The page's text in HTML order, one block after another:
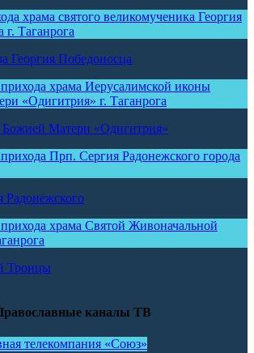
Георгия Победоносца
Матери «Одигитрия»
Радонежского
Троицы
каналы ТВ